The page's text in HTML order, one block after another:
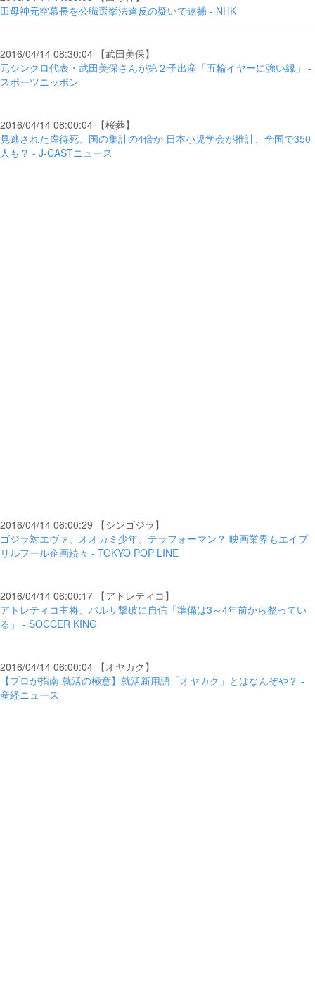
田母神元空幕長を公職選挙法違反の疑いで逮捕 - NHK
2016/04/14 08:30:04 【武田美保】
元シンクロ代表・武田美保さんが第２子出産「五輪イヤーに強い縁」 -
スポーツニッポン
2016/04/14 08:00:04 【桜葬】
見逃された虐待死、国の集計の4倍か 日本小児学会が推計、全国で350
人も？ - J-CASTニュース
2016/04/14 06:00:29 【シンゴジラ】
ゴジラ対エヴァ、オオカミ少年、テラフォーマン？ 映画業界もエイプ
リルフール企画続々 - TOKYO POP LINE
2016/04/14 06:00:17 【アトレティコ】
アトレティコ主将、バルサ撃破に自信「準備は3～4年前から整ってい
る」 - SOCCER KING
2016/04/14 06:00:04 【オヤカク】
【プロが指南 就活の極意】就活新用語「オヤカク」とはなんぞや？ -
産経ニュース